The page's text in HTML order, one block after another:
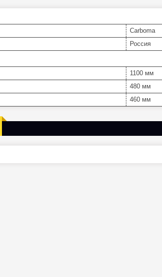
Carboma
Россия
1100 мм
480 мм
460 мм